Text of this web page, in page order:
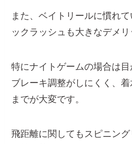
また、ベイトリールに慣れ
ックラッシュも大きなデメリ
特にナイトゲームの場合は目
ブレーキ調整がしにくく、
までが大変です。
飛距離に関してもスピニン